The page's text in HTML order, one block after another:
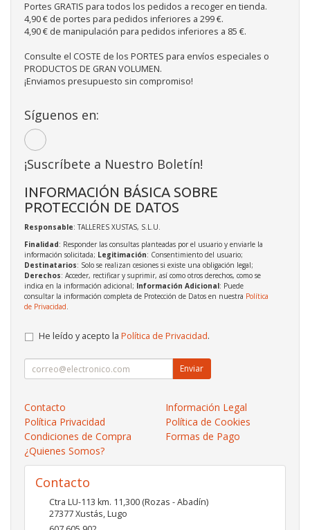
Portes GRATIS para todos los pedidos a recoger en tienda.
4,90 € de portes para pedidos inferiores a 299 €.
4,90 € de manipulación para pedidos inferiores a 85 €.
Consulte el COSTE de los PORTES para envíos especiales o
PRODUCTOS DE GRAN VOLUMEN.
¡Enviamos presupuesto sin compromiso!
Síguenos en:
¡Suscríbete a Nuestro Boletín!
INFORMACIÓN BÁSICA SOBRE
PROTECCIÓN DE DATOS
Responsable: TALLERES XUSTAS, S.L.U.
Finalidad: Responder las consultas planteadas por el usuario y enviarle la
información solicitada; Legitimación: Consentimiento del usuario;
Destinatarios: Solo se realizan cesiones si existe una obligación legal;
Derechos: Acceder, rectificar y suprimir, así como otros derechos, como se
indica en la información adicional; Información Adicional: Puede
consultar la información completa de Protección de Datos en nuestra Política
de Privacidad.
He leído y acepto la Política de Privacidad.
Enviar
Contacto
Información Legal
Política Privacidad
Política de Cookies
Condiciones de Compra
Formas de Pago
¿Quienes Somos?
Contacto
Ctra LU-113 km. 11,300 (Rozas - Abadín)
27377Xustás,Lugo